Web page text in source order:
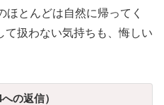
とんどは自然に帰ってく
て扱わない気持ちも、悔しい
の返信）